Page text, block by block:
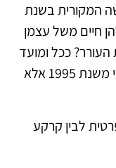
המקורית בשנת
חיים משל עצמן
הוא 2004 כגישת העורר? ככל ומועד
הרכישה הוא 2004 לא יחול מס ליניארי משנת 1995 אלא
לבין קרקע